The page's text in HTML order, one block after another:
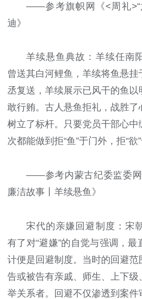
——参考旗帜网《<周礼>“
迪》
羊续悬鱼典故：羊续任南
曾送其白河鲤鱼，羊续将鱼悬
丞复送，羊续展示已风干的鱼以
敢行贿。古人悬鱼拒礼，战胜了
树立了标杆。只要党员干部心中
次都能做到拒“鱼”于门外，拒“欲
——参考内蒙古纪委监委网
廉洁故事丨羊续悬鱼》
宋代的亲嫌回避制度：宋
有了对“避嫌”的自觉与强调，
计便是回避制度。当时的回避范
告或被告有亲戚、师生、上下级
举关系者。回避不仅渗透到案件